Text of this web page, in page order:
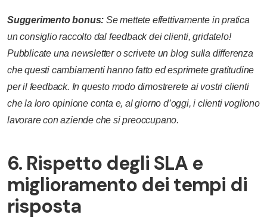
Suggerimento bonus: Se mettete effettivamente in pratica
un consiglio raccolto dal feedback dei clienti, gridatelo!
Pubblicate una newsletter o scrivete un blog sulla differenza
che questi cambiamenti hanno fatto ed esprimete gratitudine
per il feedback. In questo modo dimostrerete ai vostri clienti
che la loro opinione conta e, al giorno d’oggi, i clienti vogliono
lavorare con aziende che si preoccupano.
6. Rispetto degli SLA e
miglioramento dei tempi di
risposta